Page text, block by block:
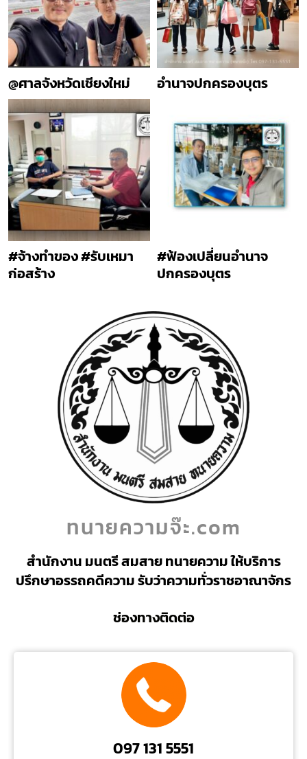
@ศาลจังหวัดเชียงใหม่ อำนาจปกครองบุตร
#จ้างทำของ #รับเหมา
ก่อสร้าง
#ฟ้องเปลี่ยนอำนาจ
ปกครองบุตร
ทนายความจ๊ะ.com
สำนักงาน มนตรี สมสาย ทนายความ ให้บริการ
ปรึกษาอรรถคดีความ รับว่าความทั่วราชอาณาจักร
ช่องทางติดต่อ
097 131 5551